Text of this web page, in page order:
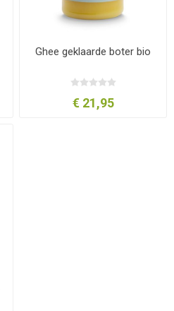
Ghee geklaarde boter bio
€ 21,95